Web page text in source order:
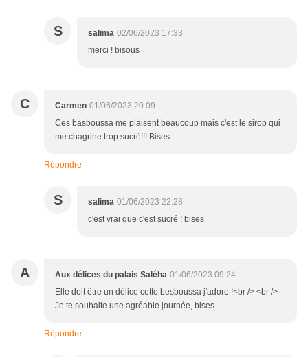
S salima 02/06/2023 17:33
merci ! bisous
C Carmen 01/06/2023 20:09
Ces basboussa me plaisent beaucoup mais c'est le sirop qui
me chagrine trop sucré!!! Bises
Répondre
S salima 01/06/2023 22:28
c'est vrai que c'est sucré ! bises
A Aux délices du palais Saléha 01/06/2023 09:24
Elle doit être un délice cette besboussa j'adore !<br /> <br />
Je te souhaite une agréable journée, bises.
Répondre